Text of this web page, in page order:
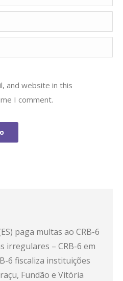
and website in this
I comment.
paga multas ao CRB-6
irregulares – CRB-6 em
6 fiscaliza instituições
Fundão e Vitória